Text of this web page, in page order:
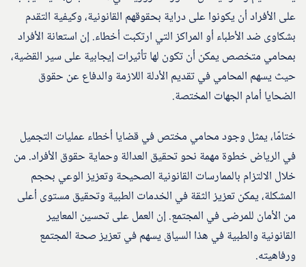
على الأفراد أن يكونوا على دراية بحقوقهم القانونية، وكيفية التقدم
بشكاوى ضد الأطباء أو المراكز التي ارتكبت أخطاء. إن استعانة الأفراد
بمحامي متخصص يمكن أن تكون لها تأثيرات إيجابية على سير القضية،
حيث يسهم المحامي في تقديم الأدلة اللازمة والدفاع عن حقوق
الضحايا أمام الجهات المختصة.
ختامًا، يمثل وجود محامي مختص في قضايا أخطاء عمليات التجميل
في الرياض خطوة مهمة نحو تحقيق العدالة وحماية حقوق الأفراد. من
خلال الالتزام بالممارسات القانونية الصحيحة وتعزيز الوعي بحجم
المشكلة، يمكن تعزيز الثقة في الخدمات الطبية وتحقيق مستوى أعلى
من الأمان للمرضى في المجتمع. إن العمل على تحسين المعايير
القانونية والطبية في هذا السياق يسهم في تعزيز صحة المجتمع
ورفاهيته.